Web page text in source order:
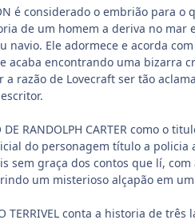
é considerado o embrião para
de um homem a deriva no mar
navio. Ele adormece e acorda
acaba encontrando uma bizarra
a razão de Lovecraft ser tão
DE RANDOLPH CARTER como o
do personagem título a policia
sem graça dos contos que lí,
um misterioso alçapão em
TERRIVEL conta a historia de